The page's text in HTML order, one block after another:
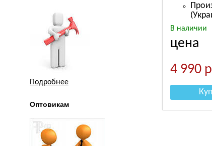
Подробнее
Оптовикам
В наличии
цена
4 990